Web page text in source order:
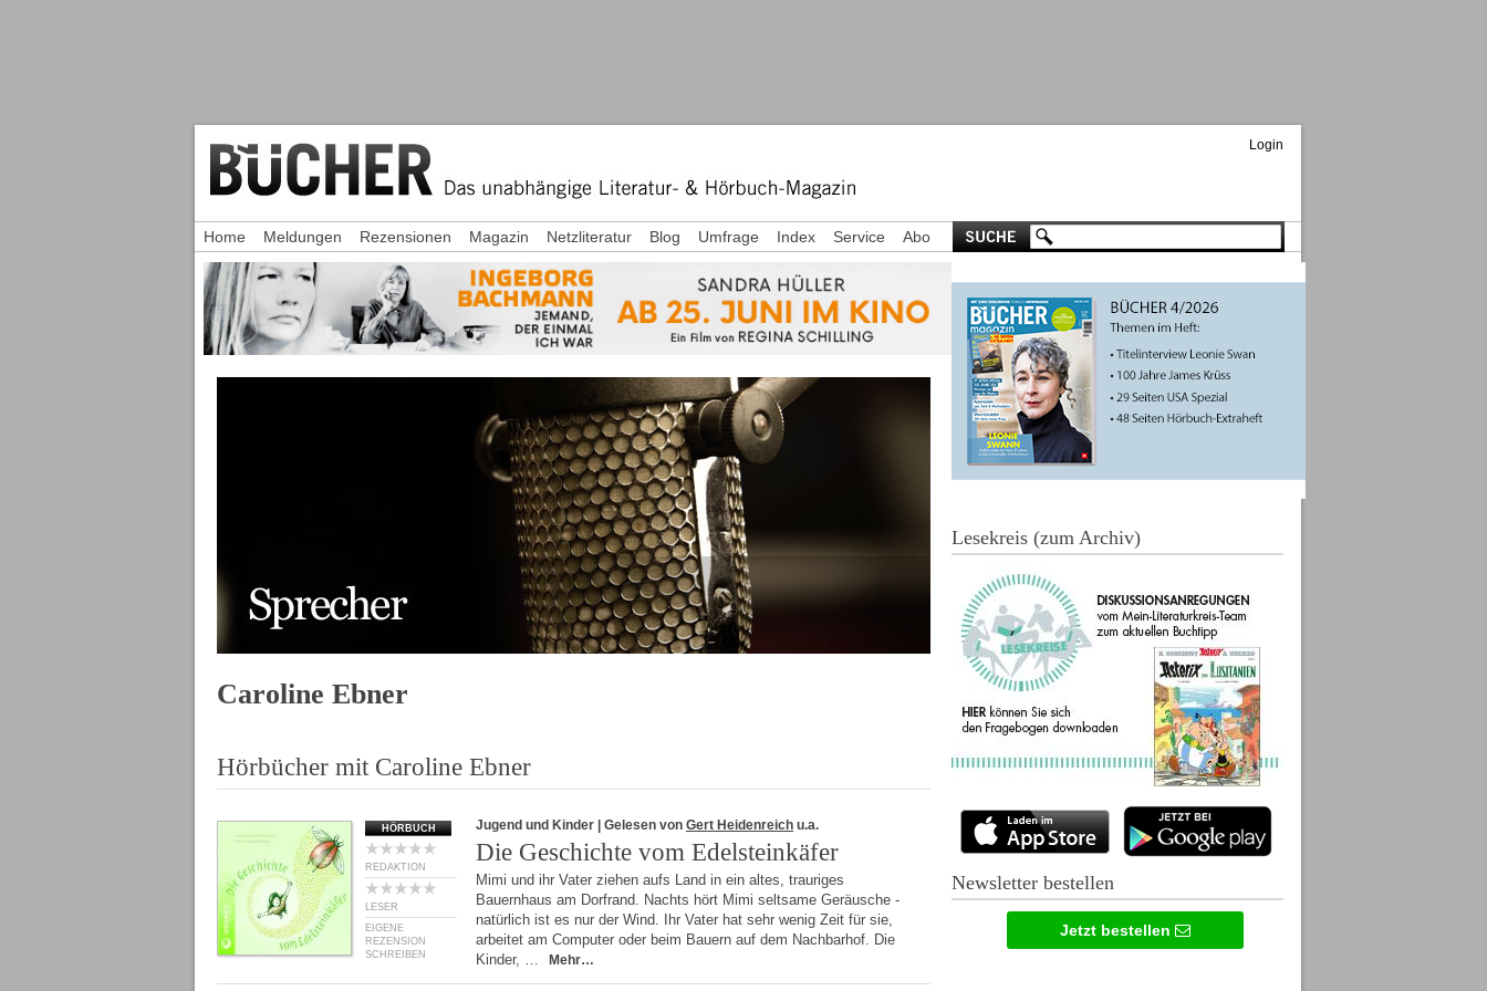
Login
Caroline Ebner
Hörbücher mit Caroline Ebner
HÖRBUCH
REDAKTION
LESER
EIGENE
REZENSION
SCHREIBEN
Jugend und Kinder | Gelesen von Gert Heidenreich u.a.
Die Geschichte vom Edelsteinkäfer
Mimi und ihr Vater ziehen aufs Land in ein altes, trauriges
Bauernhaus am Dorfrand. Nachts hört Mimi seltsame Geräusche -
natürlich ist es nur der Wind. Ihr Vater hat sehr wenig Zeit für sie,
arbeitet am Computer oder beim Bauern auf dem Nachbarhof. Die
Kinder, …
Mehr…
Home Meldungen Rezensionen Magazin Netzliteratur Blog Umfrage Index Service Abo
Lesekreis (zum Archiv)
Newsletter bestellen
Jetzt bestellen